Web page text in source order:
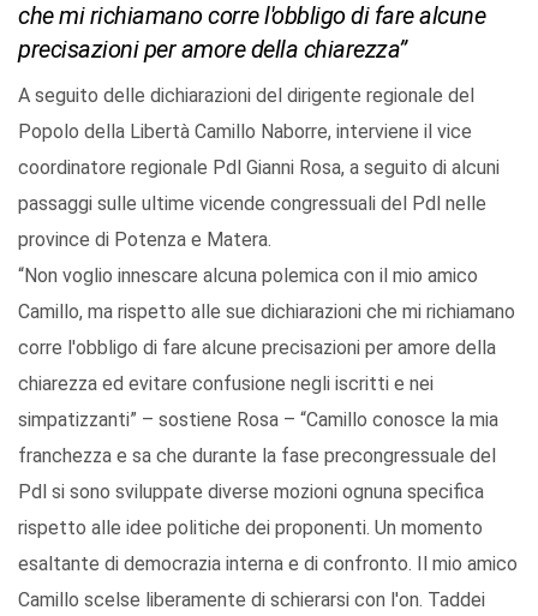
che mi richiamano corre l'obbligo di fare alcune
precisazioni per amore della chiarezza”
A seguito delle dichiarazioni del dirigente regionale del
Popolo della Libertà Camillo Naborre, interviene il vice
coordinatore regionale Pdl Gianni Rosa, a seguito di alcuni
passaggi sulle ultime vicende congressuali del Pdl nelle
province di Potenza e Matera.
“Non voglio innescare alcuna polemica con il mio amico
Camillo, ma rispetto alle sue dichiarazioni che mi richiamano
corre l'obbligo di fare alcune precisazioni per amore della
chiarezza ed evitare confusione negli iscritti e nei
simpatizzanti” – sostiene Rosa – “Camillo conosce la mia
franchezza e sa che durante la fase precongressuale del
Pdl si sono sviluppate diverse mozioni ognuna specifica
rispetto alle idee politiche dei proponenti. Un momento
esaltante di democrazia interna e di confronto. Il mio amico
Camillo scelse liberamente di schierarsi con l'on. Taddei